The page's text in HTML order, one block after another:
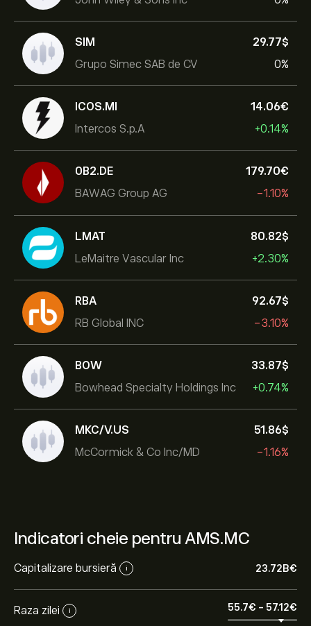
SIM
Grupo Simec SAB de CV
29.77‎$‎
0%
ICOS.MI
Intercos S.p.A
14.06‎€‎
+0.14%
0B2.DE
BAWAG Group AG
179.70‎€‎
-1.10%
LMAT
LeMaitre Vascular Inc
80.82‎$‎
+2.30%
RBA
RB Global INC
92.67‎$‎
-3.10%
BOW
Bowhead Specialty Holdings Inc
33.87‎$‎
+0.74%
MKC/V.US
McCormick & Co Inc/MD
51.86‎$‎
-1.16%
Indicatori cheie pentru AMS.MC
Capitalizare bursieră i 23.72B‎€‎
Raza zilei i 55.7‎€‎ - 57.12‎€‎